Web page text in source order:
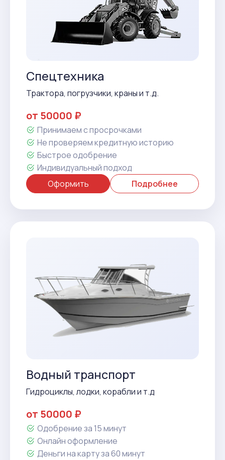
Спецтехника
Трактора, погрузчики, краны и т.д.
от 50000 ₽
Принимаем с просрочками
Не проверяем кредитную историю
Быстрое одобрение
Индивидуальный подход
Оформить
Подробнее
Водный транспорт
Гидроциклы, лодки, корабли и т.д
от 50000 ₽
Одобрение за 15 минут
Онлайн оформление
Деньги на карту за 60 минут